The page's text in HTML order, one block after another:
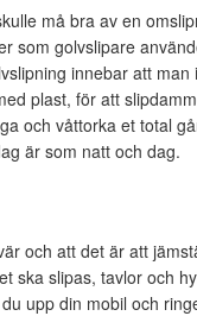
må bra av en
som golvslipare
innebar att
plast, för att
och våttorka et total
är som natt och dag.
och att det är att
ska slipas, tavlor och
upp din mobil och